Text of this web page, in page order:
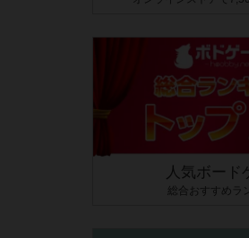
人気ボード
総合おすすめラ